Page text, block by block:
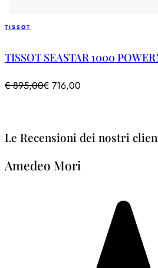
TISSOT
TISSOT SEASTAR 1000
€895,00€ 716,00
Le Recensioni dei nostri
Amedeo Mori